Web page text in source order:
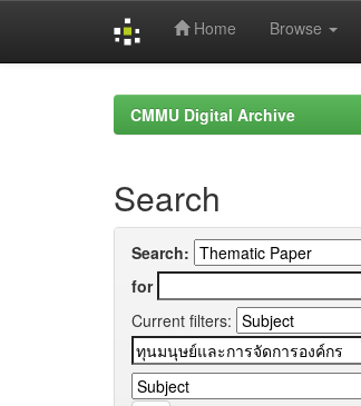
Home Browse
CMMU Digital Archive
Search
Search:
for
Current filters: